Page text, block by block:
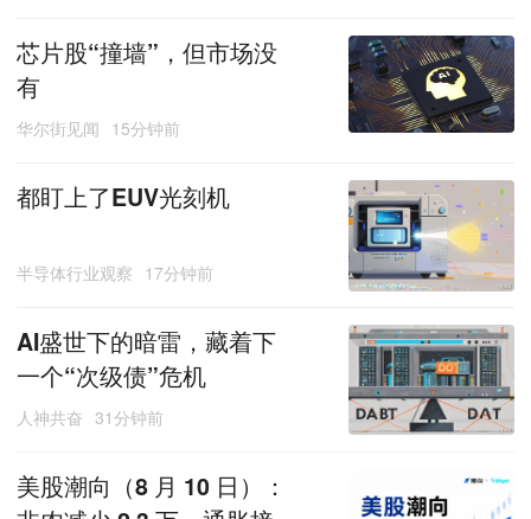
芯片股“撞墙”，但市场没
有
华尔街见闻 15分钟前
都盯上了EUV光刻机
半导体行业观察 17分钟前
AI盛世下的暗雷，藏着下
一个“次级债”危机
人神共奋 31分钟前
美股潮向（8 月 10 日）：